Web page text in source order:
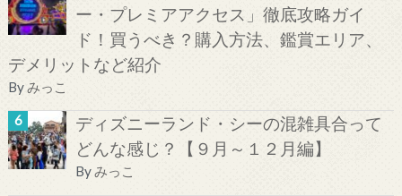
ー・プレミアアクセス」徹底攻略ガイ
ド！買うべき？購入方法、鑑賞エリア、
デメリットなど紹介
Byみっこ
ディズニーランド・シーの混雑具合って
どんな感じ？【９月～１２月編】
Byみっこ